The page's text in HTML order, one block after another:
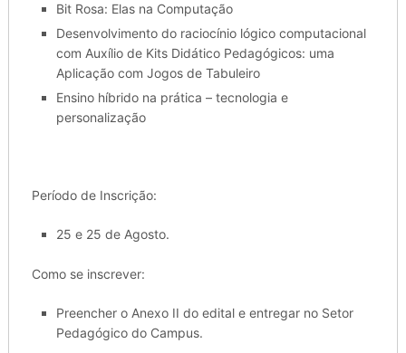
Bit Rosa: Elas na Computação
Desenvolvimento do raciocínio lógico computacional
com Auxílio de Kits Didático Pedagógicos: uma
Aplicação com Jogos de Tabuleiro
Ensino híbrido na prática – tecnologia e
personalização
Período de Inscrição:
25 e 25 de Agosto.
Como se inscrever:
Preencher o Anexo II do edital e entregar no Setor
Pedagógico do Campus.